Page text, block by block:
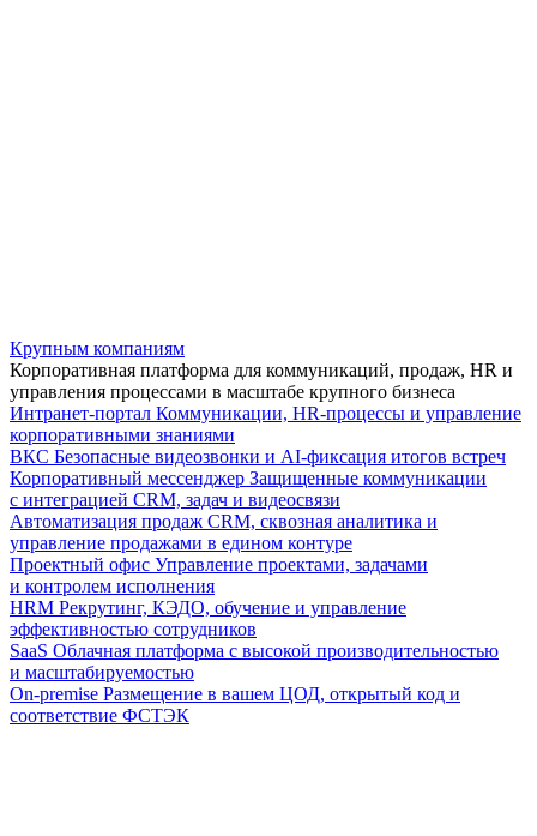
Крупным компаниям
Корпоративная платформа для коммуникаций, продаж, HR и
управления процессами в масштабе крупного бизнеса
Интранет-портал Коммуникации, HR-процессы и управление
корпоративными знаниями
ВКС Безопасные видеозвонки и AI-фиксация итогов встреч
Корпоративный мессенджер Защищенные коммуникации
с интеграцией CRM, задач и видеосвязи
Автоматизация продаж CRM, сквозная аналитика и
управление продажами в едином контуре
Проектный офис Управление проектами, задачами
и контролем исполнения
HRM Рекрутинг, КЭДО, обучение и управление
эффективностью сотрудников
SaaS Облачная платформа с высокой производительностью
и масштабируемостью
On-premise Размещение в вашем ЦОД, открытый код и
соответствие ФСТЭК